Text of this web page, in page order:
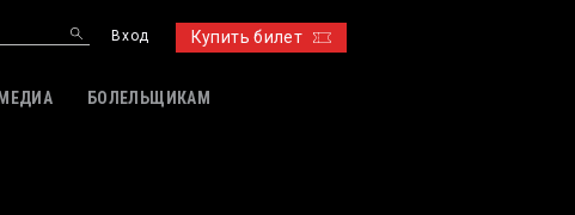
Купить билет
Вход
МЕДИА БОЛЕЛЬЩИКАМ